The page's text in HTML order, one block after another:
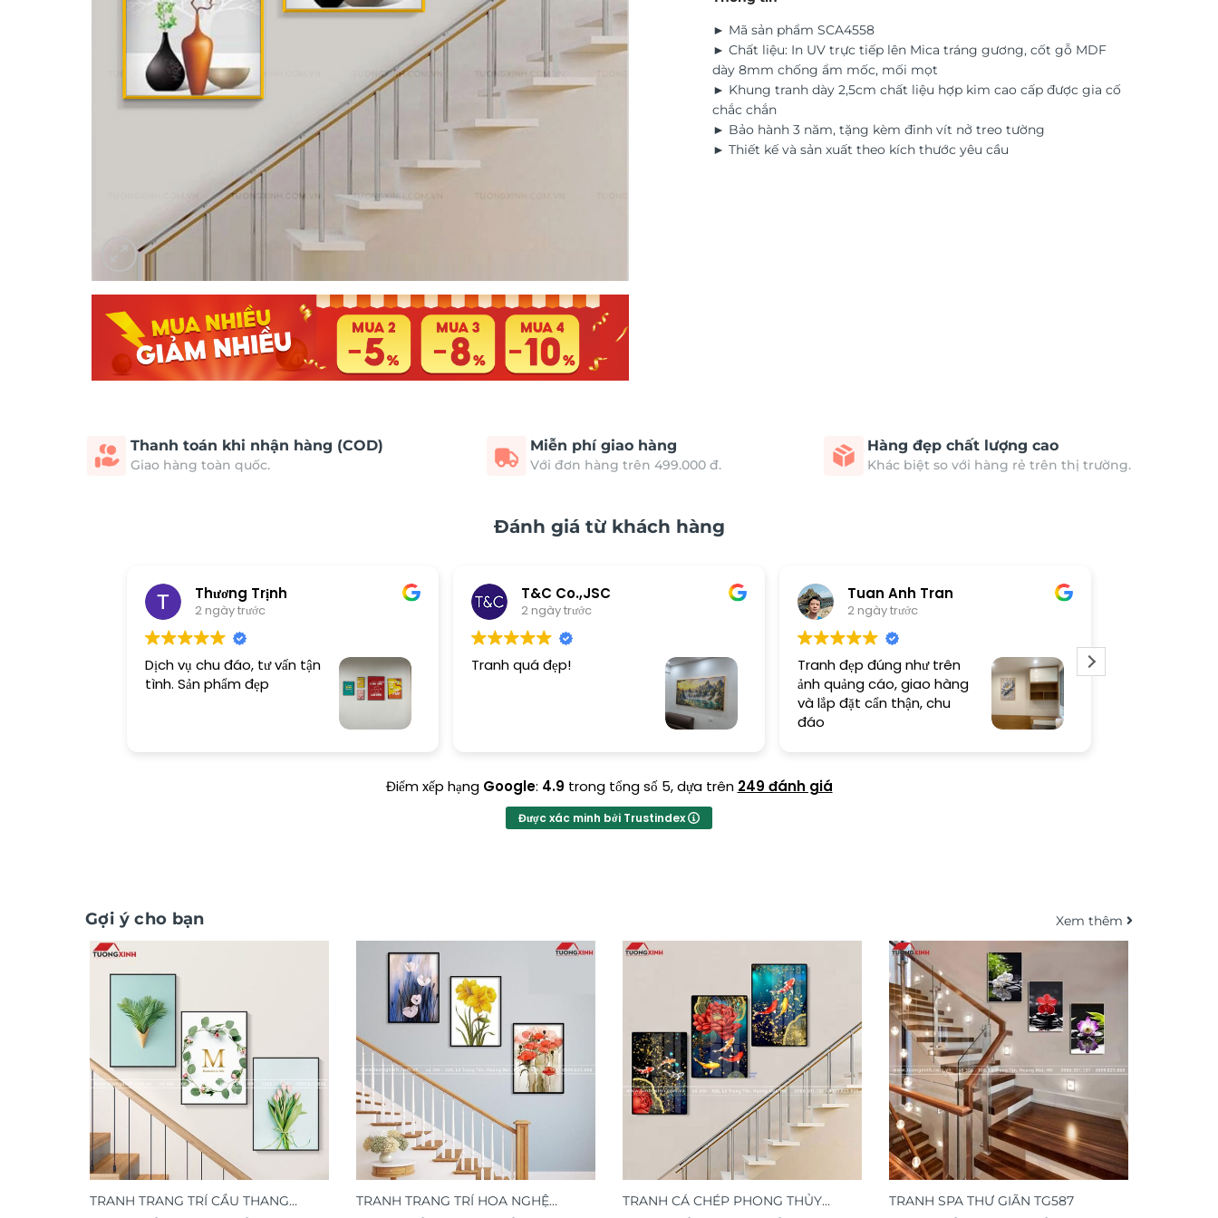
► Mã sản phẩm SCA4558
► Chất liệu: In UV trực tiếp lên Mica tráng gương, cốt gỗ MDF
dày 8mm chống ẩm mốc, mối mọt
► Khung tranh dày 2,5cm chất liệu hợp kim cao cấp được gia cố
chắc chắn
► Bảo hành 3 năm, tặng kèm đinh vít nở treo tường
► Thiết kế và sản xuất theo kích thước yêu cầu
Thanh toán khi nhận hàng (COD)
Giao hàng toàn quốc.
Miễn phí giao hàng
Với đơn hàng trên 499.000 đ.
Hàng đẹp chất lượng cao
Khác biệt so với hàng rẻ trên thị trường.
Đánh giá từ khách hàng
Thương Trịnh
2 ngày trước
Dịch vụ chu đáo, tư vấn tận
tình. Sản phẩm đẹp
T&C Co.,JSC
2 ngày trước
Tranh quá đẹp!
Tuan Anh Tran
2 ngày trước
Tranh đẹp đúng như trên
ảnh quảng cáo, giao hàng
và lắp đặt cẩn thận, chu
đáo
Điểm xếp hạng Google: 4.9 trong tổng số 5, dựa trên 249 đánh giá
Được xác minh bởi Trustindex
Gợi ý cho bạn Xem thêm
TRANH TRANG TRÍ CẦU THANG
TRANH TRANG TRÍ HOA NGHỆ
TRANH CÁ CHÉP PHONG THỦY
TRANH SPA THƯ GIÃN TG587